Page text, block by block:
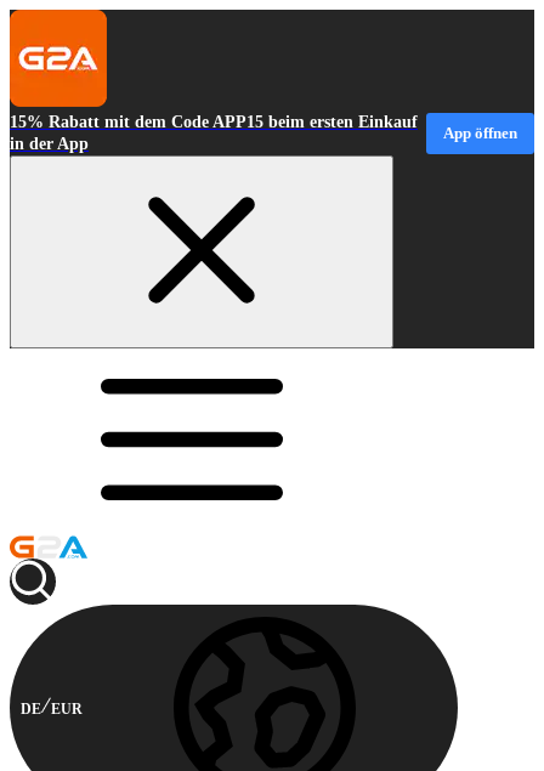
15% Rabatt mit dem Code APP15 beim ersten Einkauf
in der App
App öffnen
DE EUR